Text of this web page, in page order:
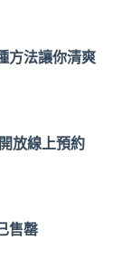
方法讓你清爽
放線上預約
售罄